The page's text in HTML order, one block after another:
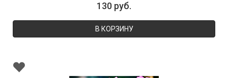
130 руб.
В КОРЗИНУ